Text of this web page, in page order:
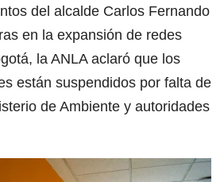
del alcalde Carlos Fernando
en la expansión de redes
la ANLA aclaró que los
están suspendidos por falta de
de Ambiente y autoridades